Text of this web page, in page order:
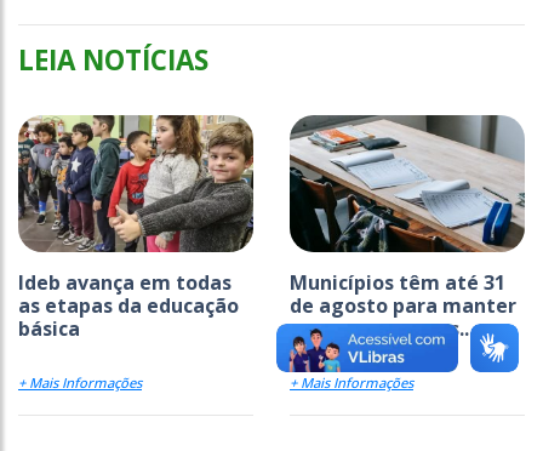
LEIA NOTÍCIAS
Ideb avança em todas
as etapas da educação
básica
+ Mais Informações
Municípios têm até 31
de agosto para manter
acesso a recursos...
+ Mais Informações